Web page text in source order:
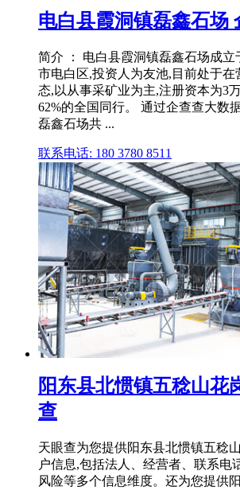
电白县霞洞镇磊鑫石场
简介 ： 电白县霞洞镇磊鑫石场成立
市电白区,投资人为友池,目前处于在
态,以从事采矿业为主,注册资本为3
62%的全国同行。 通过企查查大数
磊鑫石场共 ...
联系电话: 180 3780 8511
阳东县北惯镇五稔山花
查
天眼查为您提供阳东县北惯镇五稔
户信息,包括法人、经营者、联系电
风险等多个信息维度。还为您提供